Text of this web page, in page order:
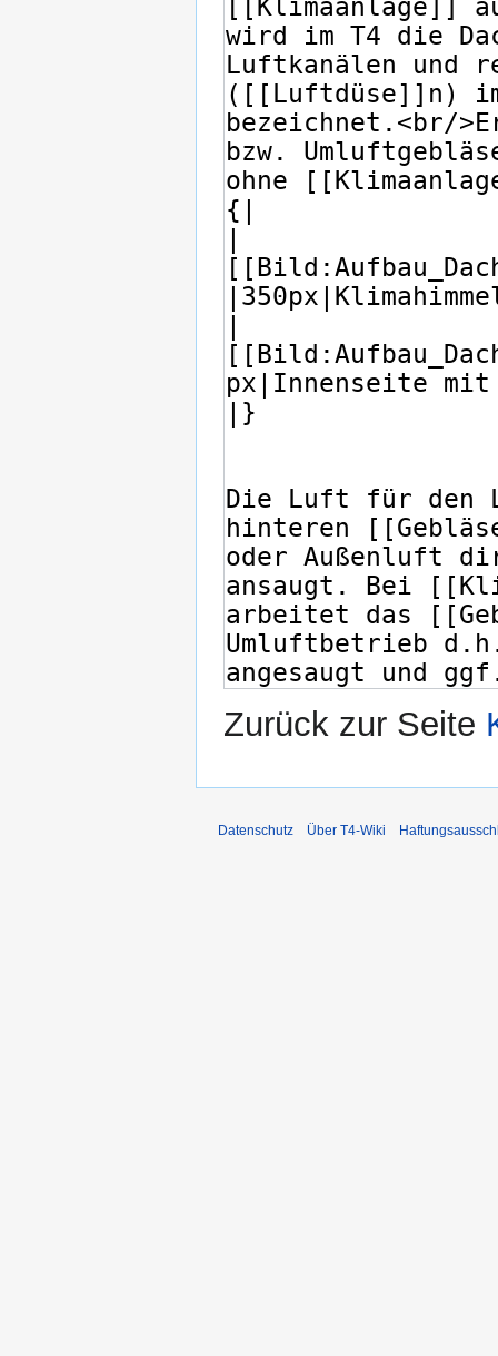
Zurück zur Seite
Datenschutz Über T4-Wiki